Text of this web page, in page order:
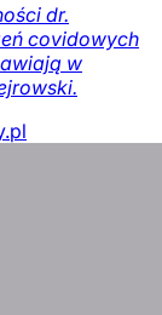
dr.
covidowych
w